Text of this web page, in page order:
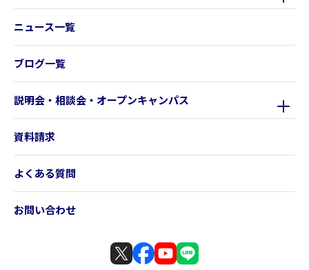
ニュース一覧
ブログ一覧
説明会・相談会・オープンキャンパス
資料請求
よくある質問
お問い合わせ